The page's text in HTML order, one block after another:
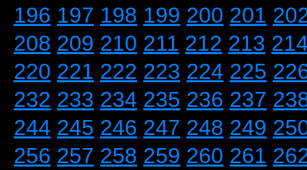
196 197 198 199 200 201
208 209 210 211 212 213
220 221 222 223 224 225
232 233 234 235 236 237
244 245 246 247 248 249
256 257 258 259 260 261